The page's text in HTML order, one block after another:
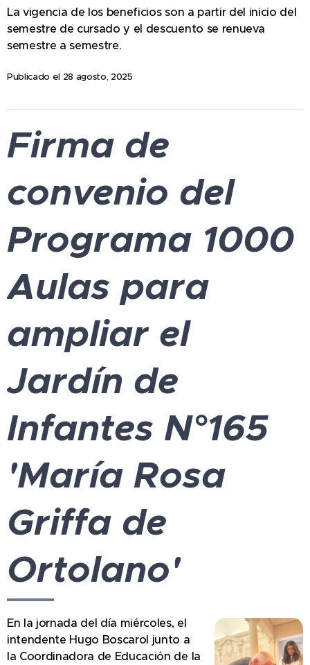
La vigencia de los beneficios son a partir del inicio del
semestre de cursado y el descuento se renueva
semestre a semestre.
Publicado el 28 agosto, 2025
Firma de
convenio del
Programa 1000
Aulas para
ampliar el
Jardín de
Infantes N°165
'María Rosa
Griffa de
Ortolano'
En la jornada del día miércoles, el
intendente Hugo Boscarol junto a
la Coordinadora de Educación de la